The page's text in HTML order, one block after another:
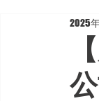
2025